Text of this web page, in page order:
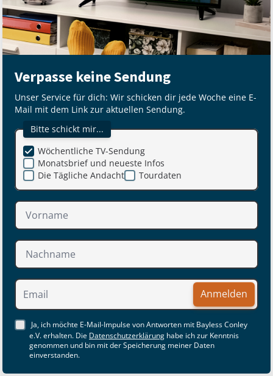
Verpasse keine Sendung
Unser Service für dich: Wir schicken dir jede Woche eine E-
Mail mit dem Link zur aktuellen Sendung.
Bitte schickt mir...
Monatsbrief und neueste Infos
Die Tägliche Andacht
Wöchentliche TV-Sendung
Tourdaten
Anmelden
Ja, ich möchte E-Mail-Impulse von Antworten mit Bayless Conley
e.V. erhalten. Die Datenschutzerklärung habe ich zur Kenntnis
genommen und bin mit der Speicherung meiner Daten
einverstanden.